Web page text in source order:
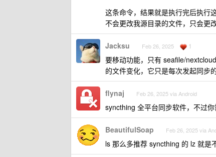
这条命令，结果就是执行完后执行
不会更改我源目录的文件，只会更
Jacksu Feb 26, 2025 1
要移动功能，只有 seafile/
的文件变化，它只是每次发起同步
flynaj Feb 26, 2025 via Android
syncthing 全平台同步软件，不过
BeautifulSoap Feb 26, 2025 via
ls 那么多推荐 syncthing 的 lz 就是